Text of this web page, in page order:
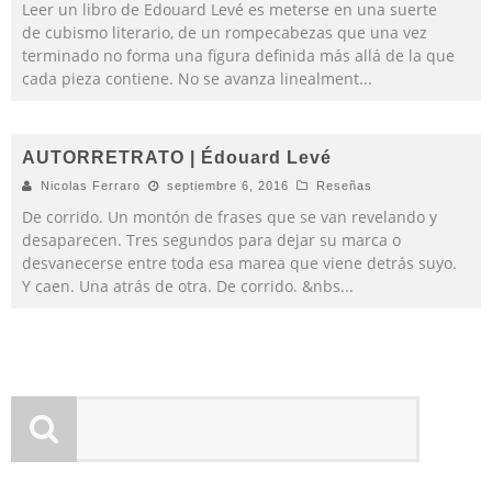
Leer un libro de Edouard Levé es meterse en una suerte
de cubismo literario, de un rompecabezas que una vez
terminado no forma una figura definida más allá de la que
cada pieza contiene. No se avanza linealment...
AUTORRETRATO | Édouard Levé
Nicolas Ferraro septiembre 6, 2016 Reseñas
De corrido. Un montón de frases que se van revelando y
desaparecen. Tres segundos para dejar su marca o
desvanecerse entre toda esa marea que viene detrás suyo.
Y caen. Una atrás de otra. De corrido. &nbs...